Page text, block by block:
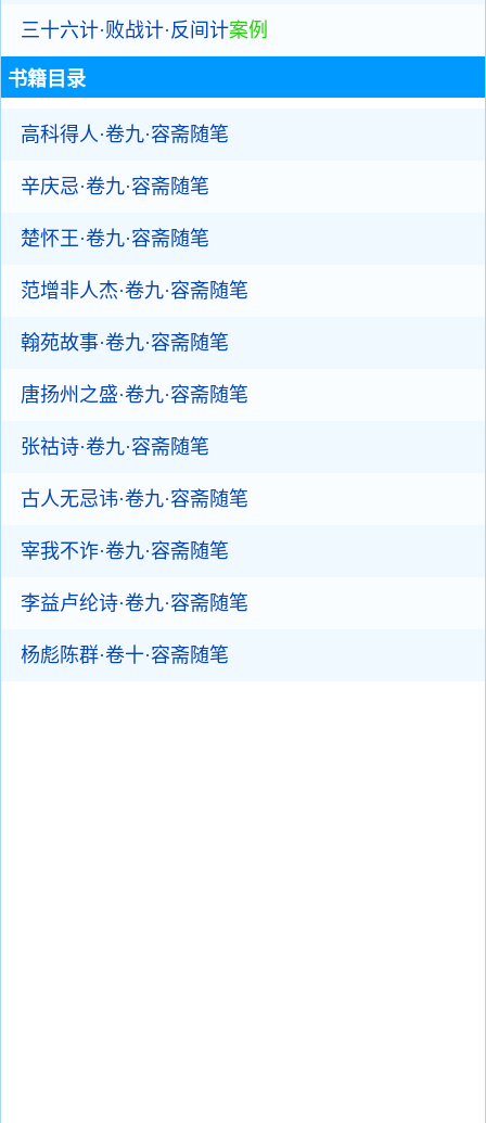
三十六计·败战计·反间计案例
书籍目录
高科得人·卷九·容斋随笔
辛庆忌·卷九·容斋随笔
楚怀王·卷九·容斋随笔
范增非人杰·卷九·容斋随笔
翰苑故事·卷九·容斋随笔
唐扬州之盛·卷九·容斋随笔
张祜诗·卷九·容斋随笔
古人无忌讳·卷九·容斋随笔
宰我不诈·卷九·容斋随笔
李益卢纶诗·卷九·容斋随笔
杨彪陈群·卷十·容斋随笔